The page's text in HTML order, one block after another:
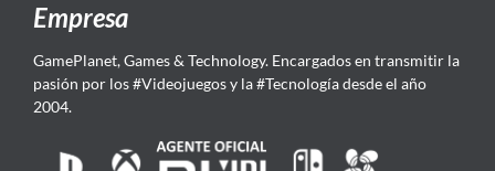
Empresa
GamePlanet, Games & Technology. Encargados en transmitir la
pasión por los #Videojuegos y la #Tecnología desde el año
2004.